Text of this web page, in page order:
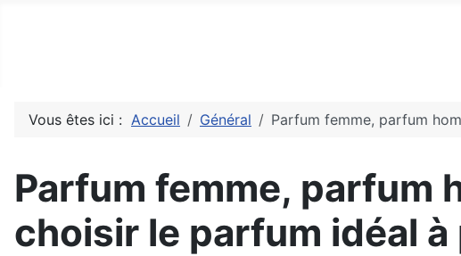
Vous êtes ici : Accueil Général Parfum femme, parfum
Parfum femme, parfum
choisir le parfum idéal